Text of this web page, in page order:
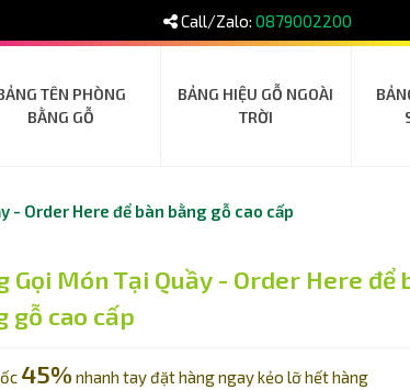
- Order Here để bàn bằng gỗ cao cấp
Gọi Món Tại Quầy - Order Here để
gỗ cao cấp
45% nhanh tay đặt hàng ngay kẻo lỡ hết hàng
Call/Zalo:0879002200
TÊN PHÒNG
BẰNG GỖ
BẢNG HIỆU GỖ NGOÀI
TRỜI